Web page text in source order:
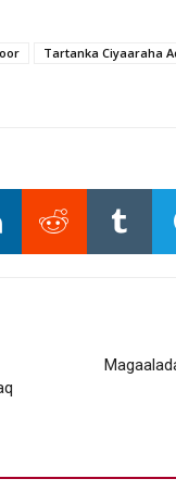
Tartanka Ciyaaraha